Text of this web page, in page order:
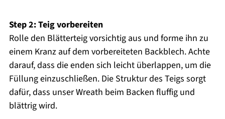
Step 2: Teig vorbereiten
Rolle den Blätterteig vorsichtig aus und forme ihn zu
einem Kranz auf dem vorbereiteten Backblech. Achte
darauf, dass die enden sich leicht überlappen, um die
Füllung einzuschließen. Die Struktur des Teigs sorgt
dafür, dass unser Wreath beim Backen fluffig und
blättrig wird.